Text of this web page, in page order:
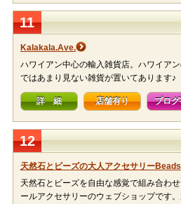
11
Kalakala.Ave.
ハワイアン中心の輸入雑貨店。ハワイア
ではあまり見ない雑貨が置いてあります♪
詳 細 店舗有り ブロ
12
天然石とビーズの大人アクセサリー
天然石とビーズを自由な感覚で組み合わ
ールアクセサリーのウェブショップです